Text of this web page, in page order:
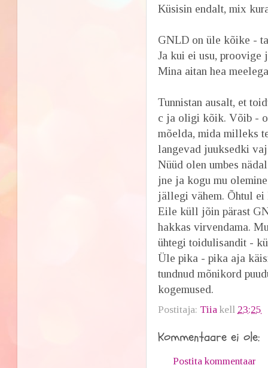
Küsisin endalt, mix
GNLD on üle kõike -
Ja kui ei usu, proovige
Mina aitan hea
Tunnistan ausalt, et
c ja oligi kõik. Võib -
mõelda, mida milleks
langevad juuksedki
Nüüd olen umbes
jne ja kogu mu
jällegi vähem. Õhtul
Eile küll jõin pärast
hakkas virvendama.
ühtegi toidulisandit -
Üle pika - pika aja
tundnud mõnikord
kogemused.
Postitaja: Tiia kell 23:25
Kommentaare ei ole:
Postita kommentaar